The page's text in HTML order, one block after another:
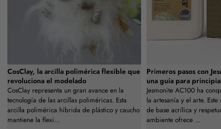
CosClay, la arcilla polimérica flexible que
revoluciona el modelado
CosClay representa un gran avance en la
tecnología de las arcillas poliméricas. Esta
arcilla polimérica híbrida de plástico y caucho
mantiene la flexi...
Primeros pasos con
una guía para
Jesmonite AC100 ha
la artesanía y el arte.
de base acrílica y
ambiente ofrece ...